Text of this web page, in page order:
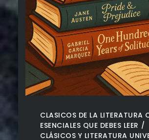
CLASICOS DE LA LITERATURA
ESENCIALES QUE DEBES LEER
CLÁSICOS Y LITERATURA